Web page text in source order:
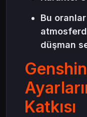
Bu
düşman
Katkısı